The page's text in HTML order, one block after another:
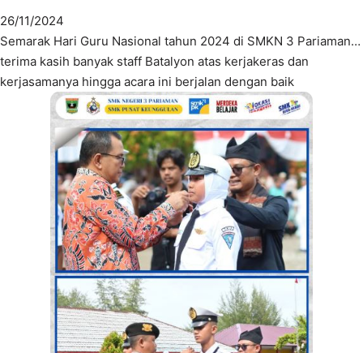
26/11/2024
Semarak Hari Guru Nasional tahun 2024 di SMKN 3 Pariaman…
terima kasih banyak staff Batalyon atas kerjakeras dan
kerjasamanya hingga acara ini berjalan dengan baik